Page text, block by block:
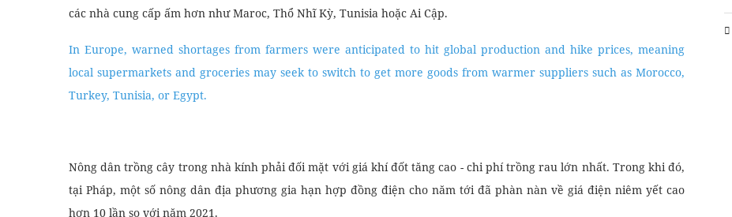
các nhà cung cấp ấm hơn như Maroc, Thổ Nhĩ Kỳ, Tunisia hoặc Ai Cập.
In Europe, warned shortages from farmers were anticipated to hit global production and hike prices, meaning
local supermarkets and groceries may seek to switch to get more goods from warmer suppliers such as Morocco,
Turkey, Tunisia, or Egypt.
Nông dân trồng cây trong nhà kính phải đối mặt với giá khí đốt tăng cao - chi phí trồng rau lớn nhất. Trong khi đó,
tại Pháp, một số nông dân địa phương gia hạn hợp đồng điện cho năm tới đã phàn nàn về giá điện niêm yết cao
hơn 10 lần so với năm 2021.